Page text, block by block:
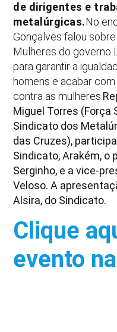
de dirigentes e
metalúrgicas.No
Gonçalves falou
Mulheres do governo
para garantir a
homens e acabar
contra as mulheres.
Miguel Torres (Força
Sindicato dos
das Cruzes),
Sindicato, Arakém, o
Serginho, e a vice-
Veloso. A
Alsira, do Sindicato.
Clique
evento